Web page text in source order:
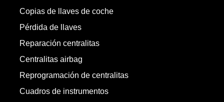
Copias de llaves de coche
Pérdida de llaves
Reparación centralitas
Centralitas airbag
Reprogramación de centralitas
Cuadros de instrumentos